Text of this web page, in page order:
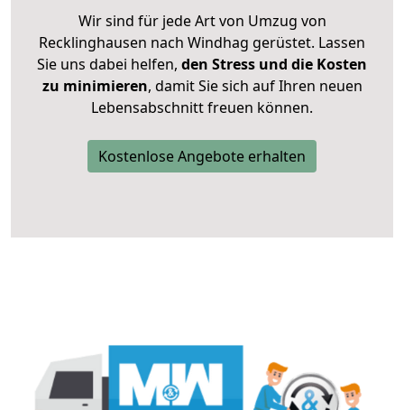
Wir sind für jede Art von Umzug von
Recklinghausen nach Windhag gerüstet. Lassen
Sie uns dabei helfen, den Stress und die Kosten
zu minimieren, damit Sie sich auf Ihren neuen
Lebensabschnitt freuen können.
Kostenlose Angebote erhalten